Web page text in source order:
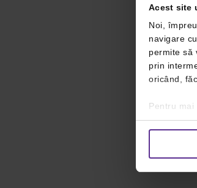
Acest site
Noi,
navigare
permite să
prin
oricând,
Pentru